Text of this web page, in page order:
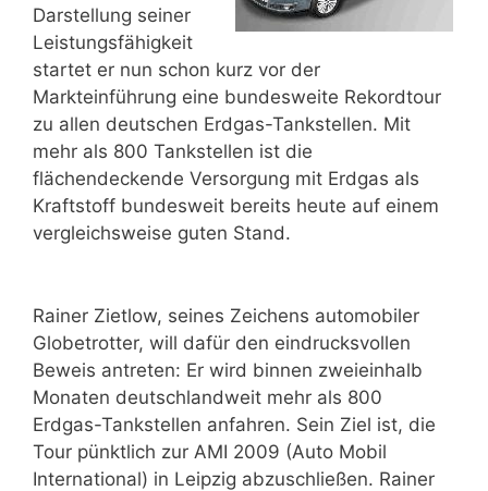
Darstellung seiner
Leistungsfähigkeit
startet er nun schon kurz vor der
Markteinführung eine bundesweite Rekordtour
zu allen deutschen Erdgas-Tankstellen. Mit
mehr als 800 Tankstellen ist die
flächendeckende Versorgung mit Erdgas als
Kraftstoff bundesweit bereits heute auf einem
vergleichsweise guten Stand.
Rainer Zietlow, seines Zeichens automobiler
Globetrotter, will dafür den eindrucksvollen
Beweis antreten: Er wird binnen zweieinhalb
Monaten deutschlandweit mehr als 800
Erdgas-Tankstellen anfahren. Sein Ziel ist, die
Tour pünktlich zur AMI 2009 (Auto Mobil
International) in Leipzig abzuschließen. Rainer